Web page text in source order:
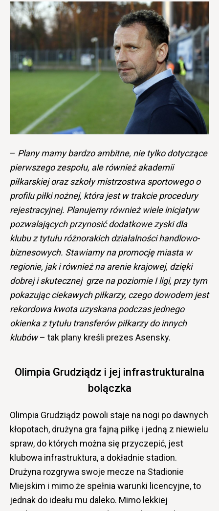
– Plany mamy bardzo ambitne, nie tylko dotyczące
pierwszego zespołu, ale również akademii
piłkarskiej oraz szkoły mistrzostwa sportowego o
profilu piłki nożnej, która jest w trakcie procedury
rejestracyjnej. Planujemy również wiele inicjatyw
pozwalających przynosić dodatkowe zyski dla
klubu z tytułu różnorakich działalności handlowo-
biznesowych. Stawiamy na promocję miasta w
regionie, jak i również na arenie krajowej, dzięki
dobrej i skutecznej grze na poziomie I ligi, przy tym
pokazując ciekawych piłkarzy, czego dowodem jest
rekordowa kwota uzyskana podczas jednego
okienka z tytułu transferów piłkarzy do innych
klubów– tak plany kreśli prezes Asensky.
Olimpia Grudziądz i jej infrastrukturalna
bolączka
Olimpia Grudziądz powoli staje na nogi po dawnych
kłopotach, drużyna gra fajną piłkę i jedną z niewielu
spraw, do których można się przyczepić, jest
klubowa infrastruktura, a dokładnie stadion.
Drużyna rozgrywa swoje mecze na Stadionie
Miejskim i mimo że spełnia warunki licencyjne, to
jednak do ideału mu daleko. Mimo lekkiej